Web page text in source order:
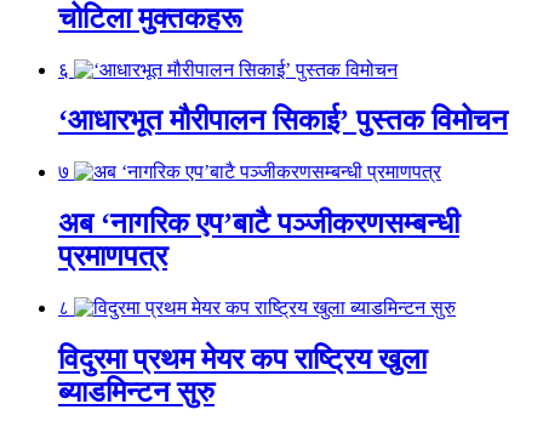
चोटिला मुक्तकहरू
६
‘आधारभूत मौरीपालन सिकाई’ पुस्तक विमोचन
७
अब ‘नागरिक एप’बाटै पञ्जीकरणसम्बन्धी
प्रमाणपत्र
८
विदुरमा प्रथम मेयर कप राष्ट्रिय खुला
ब्याडमिन्टन सुरु